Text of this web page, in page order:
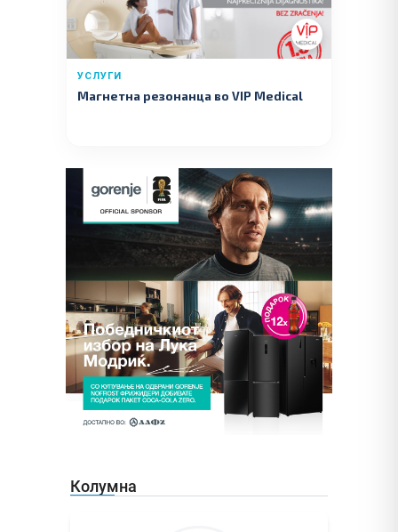
УСЛУГИ
Магнетна резонанца во VIP Medical
Колумна